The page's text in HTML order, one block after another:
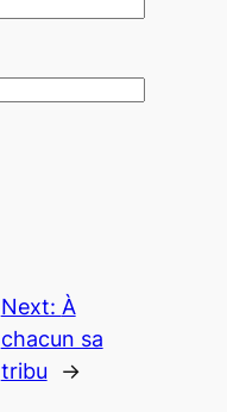
Next: À
chacun sa
tribu
→